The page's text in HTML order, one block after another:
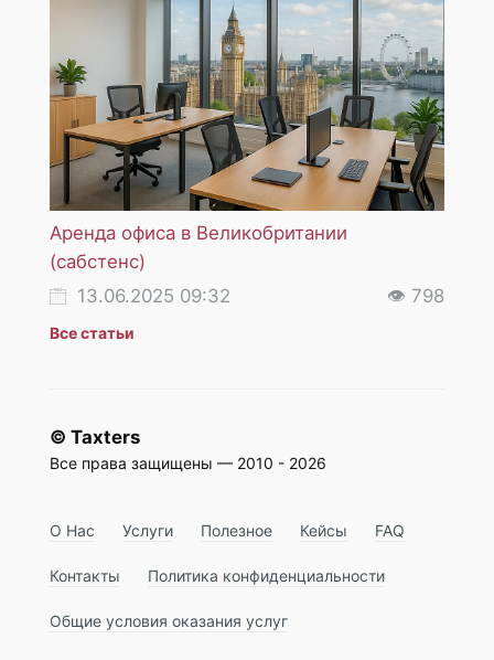
Аренда офиса в Великобритании
(сабстенс)
13.06.2025 09:32
👁 798
Все статьи
© Taxters
Все права защищены — 2010 - 2026
О Нас Услуги Полезное Кейсы FAQ
Контакты Политика конфиденциальности
Общие условия оказания услуг